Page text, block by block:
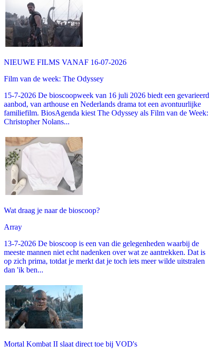
NIEUWE FILMS VANAF 16-07-2026
Film van de week: The Odyssey
15-7-2026 De bioscoopweek van 16 juli 2026 biedt een gevarieerd
aanbod, van arthouse en Nederlands drama tot een avontuurlijke
familiefilm. BiosAgenda kiest The Odyssey als Film van de Week:
Christopher Nolans...
Wat draag je naar de bioscoop?
Array
13-7-2026 De bioscoop is een van die gelegenheden waarbij de
meeste mannen niet echt nadenken over wat ze aantrekken. Dat is
op zich prima, totdat je merkt dat je toch iets meer wilde uitstralen
dan 'ik ben...
Mortal Kombat II slaat direct toe bij VOD's